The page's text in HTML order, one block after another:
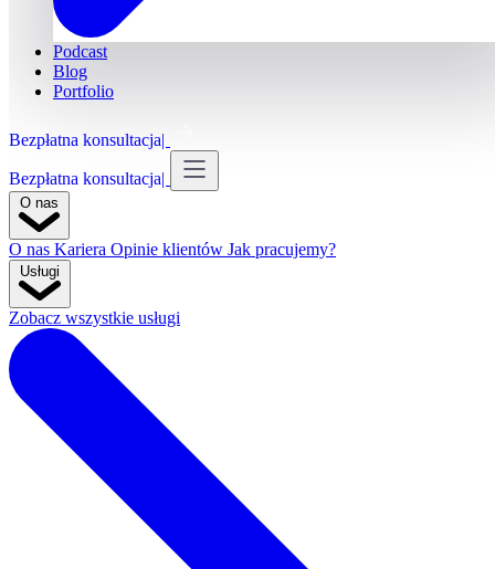
Podcast
Blog
Portfolio
Bezpłatna konsultacja
Bezpłatna konsultacja
O nas Kariera Opinie klientów Jak pracujemy?
Zobacz wszystkie usługi